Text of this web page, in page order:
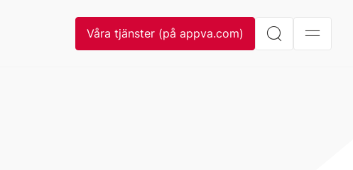
Våra tjänster (på appva.com)